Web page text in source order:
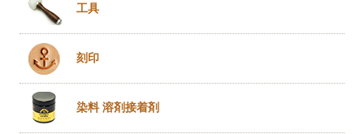
工具
刻印
染料 溶剤接着剤